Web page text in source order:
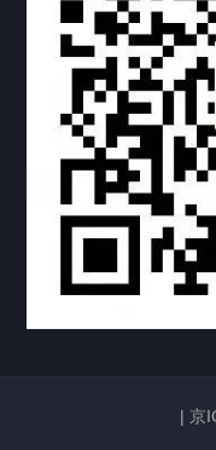
上海卢湾公证
上海嘉定公证
上海宝山公证
上海奉贤公证
| 京